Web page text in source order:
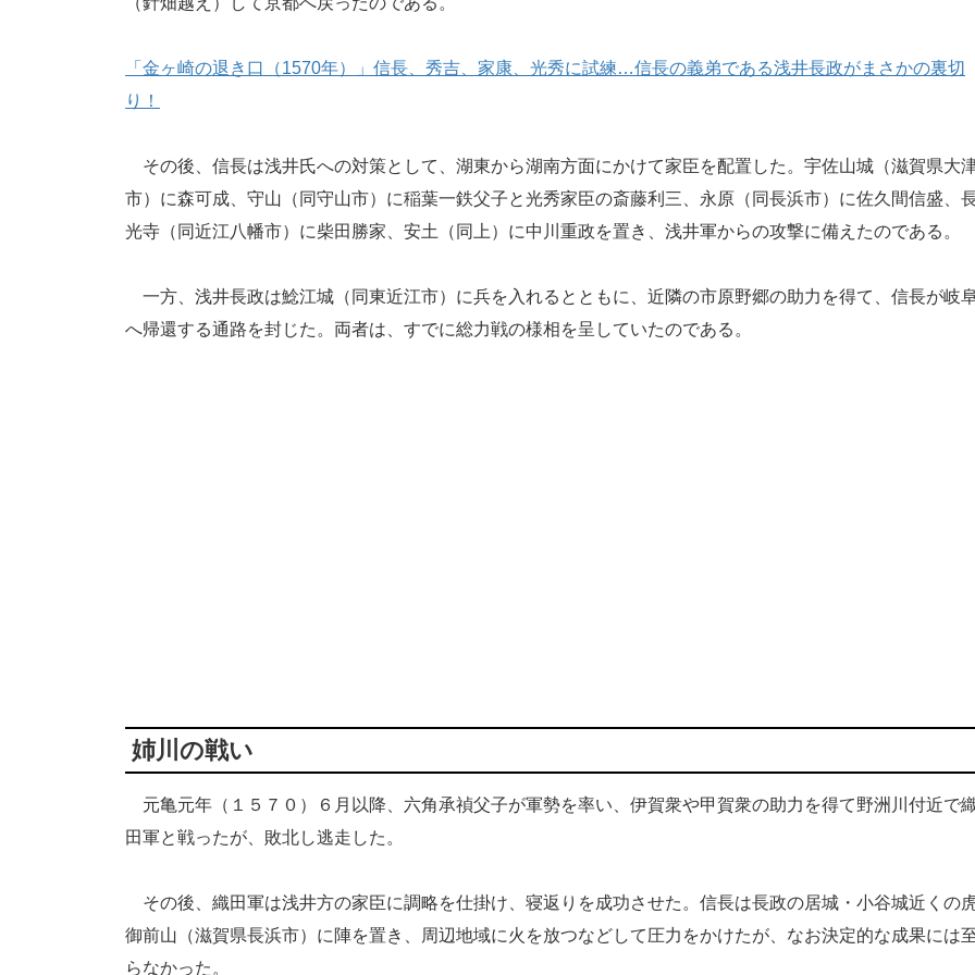
「金ヶ崎の退き口（1570年）」信長、秀吉、家康、光秀に試練…信長の義弟である浅井長政がまさかの裏切
り！
その後、信長は浅井氏への対策として、湖東から湖南方面にかけて家臣を配置した。宇佐山城（滋賀県大
市）に森可成、守山（同守山市）に稲葉一鉄父子と光秀家臣の斎藤利三、永原（同長浜市）に佐久間信盛、
光寺（同近江八幡市）に柴田勝家、安土（同上）に中川重政を置き、浅井軍からの攻撃に備えたのである。
一方、浅井長政は鯰江城（同東近江市）に兵を入れるとともに、近隣の市原野郷の助力を得て、信長が岐
へ帰還する通路を封じた。両者は、すでに総力戦の様相を呈していたのである。
姉川の戦い
元亀元年（１５７０）６月以降、六角承禎父子が軍勢を率い、伊賀衆や甲賀衆の助力を得て野洲川付近で
田軍と戦ったが、敗北し逃走した。
その後、織田軍は浅井方の家臣に調略を仕掛け、寝返りを成功させた。信長は長政の居城・小谷城近くの
御前山（滋賀県長浜市）に陣を置き、周辺地域に火を放つなどして圧力をかけたが、なお決定的な成果には
らなかった。